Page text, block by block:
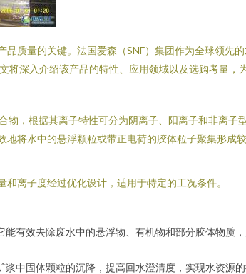
质量的关键。法国爱森（SNF）集团作为全球领先
深入介绍该产品的特性、应用领域以及选购考量，
，根据其离子特性可分为阴离子、阳离子和非离子
将水中的悬浮颗粒或带正电荷的胶体粒子聚集形成
离子度经过优化设计，适用于特定的工况条件。
有效去除废水中的悬浮物、有机物和部分胶体物质
中固体颗粒的沉降，提高回水澄清度，实现水资源